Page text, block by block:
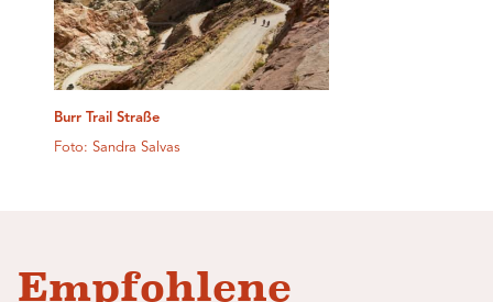
Burr Trail Straße
Foto: Sandra Salvas
Empfohlene